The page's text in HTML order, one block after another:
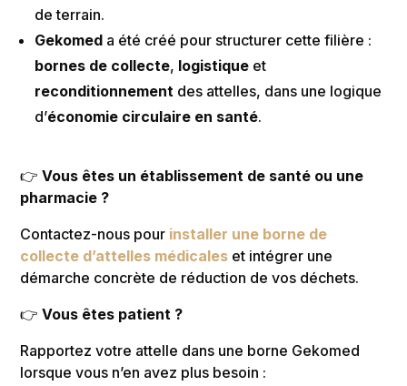
de terrain.
Gekomed a été créé pour structurer cette filière :
bornes de collecte, logistique et
reconditionnement des attelles, dans une logique
d’économie circulaire en santé.
👉Vous êtes un établissement de santé ou une
pharmacie ?
Contactez-nous pour installer une borne de
collecte d’attelles médicales et intégrer une
démarche concrète de réduction de vos déchets.
👉Vous êtes patient ?
Rapportez votre attelle dans une borne Gekomed
lorsque vous n’en avez plus besoin :